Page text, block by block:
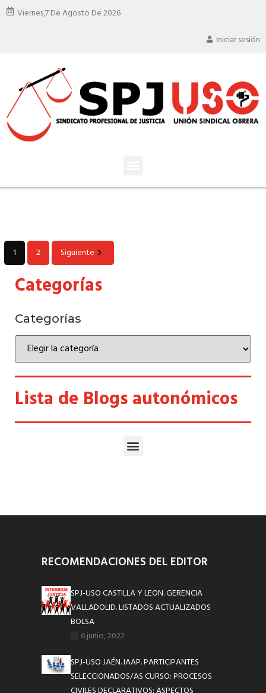
Viernes,7 De Agosto De 2026
Iniciar sesión
1 2 Siguiente
Categorías
Categorías
Lista de Blogs autonómicos
RECOMENDACIONES DEL EDITOR
SPJ-USO CASTILLA Y LEON. GERENCIA
VALLADOLID. LISTADOS ACTUALIZADOS
BOLSA
6 junio, 2022
SPJ-USO JAÉN. IAAP. PARTICIPANTES
SELECCIONADOS/AS CURSO: PROCESOS